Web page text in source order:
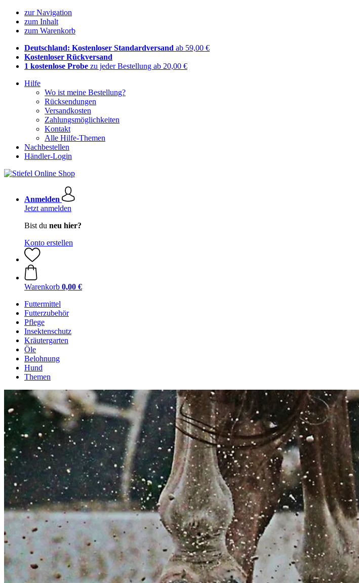
zur Navigation
zum Inhalt
zum Warenkorb
Deutschland: Kostenloser Standardversand ab 59,00 €
Kostenloser Rückversand
1 kostenlose Probe zu jeder Bestellung ab 20,00 €
Hilfe
Wo ist meine Bestellung?
Rücksendungen
Versandkosten
Zahlungsmöglichkeiten
Kontakt
Alle Hilfe-Themen
Nachbestellen
Händler-Login
Anmelden
Jetzt anmelden
Bist du neu hier?
Konto erstellen
Warenkorb 0,00 €
Futtermittel
Futterzubehör
Pflege
Insektenschutz
Kräutergarten
Öle
Belohnung
Hund
Themen